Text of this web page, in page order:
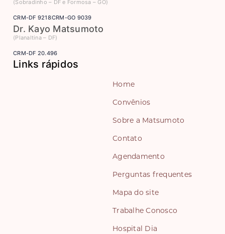
(Sobradinho – DF e Formosa – GO)
CRM-DF 9218CRM-GO 9039
Dr. Kayo Matsumoto
(Planaltina – DF)
CRM-DF 20.496
Links rápidos
Home
Convênios
Sobre a Matsumoto
Contato
Agendamento
Perguntas frequentes
Mapa do site
Trabalhe Conosco
Hospital Dia